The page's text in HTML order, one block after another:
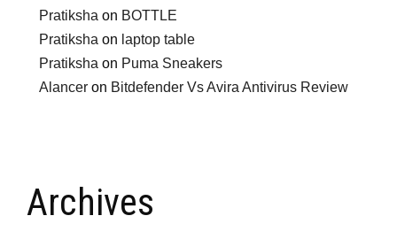
Pratiksha on BOTTLE
Pratiksha on laptop table
Pratiksha on Puma Sneakers
Alancer on Bitdefender Vs Avira Antivirus Review
Archives